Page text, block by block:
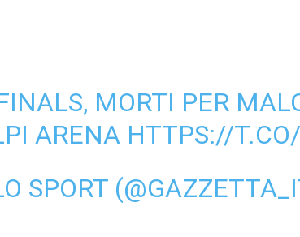
MORTI PER
ARENA HTTPS://
SPORT